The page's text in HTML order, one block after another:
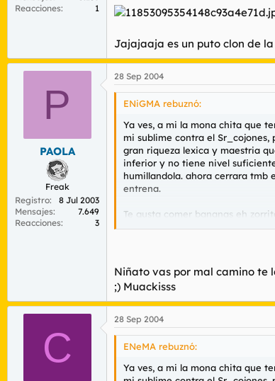
Reacciones
1
Jajajaaja es un puto clon de
P
PAOLA
Freak
Registro
8 Jul 2003
Mensajes
7.649
Reacciones
3
28 Sep 2004
ENiGMA rebuznó:
Ya ves, a mi la mona chita que
mi sublime contra el
gran riqueza lexica y maestria
inferior y no tiene nivel
humillandola. ahora cerrara tmb
entrena.
Te gusta comer bananas eh
Jajajaaja es un puto clon de la
Niñato vas por mal camino te
;) Muackisss
C
28 Sep 2004
ENeMA rebuznó:
Ya ves, a mi la mona chita que